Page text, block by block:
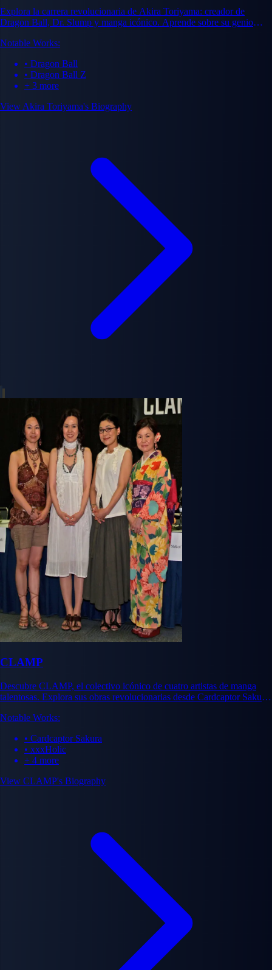
Explora la carrera revolucionaria de Akira Toriyama: creador de
Dragon Ball, Dr. Slump y manga icónico. Aprende sobre su genio
Notable Works:
• Dragon Ball
• Dragon Ball Z
+ 3 more
View Akira Toriyama's Biography
CLAMP
Descubre CLAMP, el colectivo icónico de cuatro artistas de manga
talentosas. Explora sus obras revolucionarias desde Cardcaptor Sakura
Notable Works:
• Cardcaptor Sakura
• xxxHolic
+ 4 more
View CLAMP's Biography